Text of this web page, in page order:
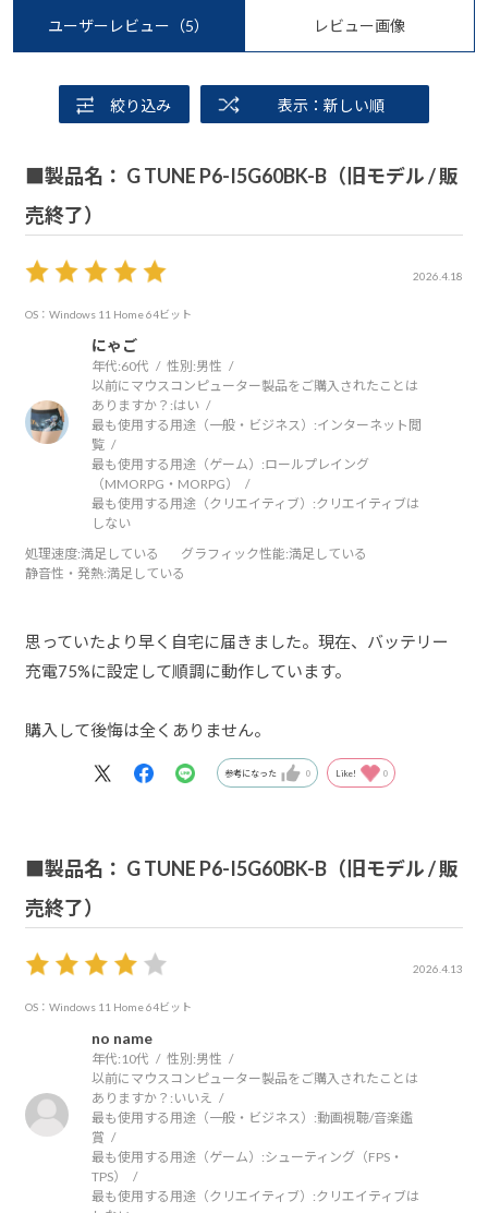
ユーザーレビュー （5） レビュー画像
絞り込み 表示：新しい順
■製品名： G TUNE P6-I5G60BK-B（旧モデル / 販
売終了）
2026.4.18
OS：Windows 11 Home 64ビット
にゃご
年代:60代 性別:男性
以前にマウスコンピューター製品をご購入されたことは
ありますか？:はい
最も使用する用途（一般・ビジネス）:インターネット閲
覧
最も使用する用途（ゲーム）:ロールプレイング
（MMORPG・MORPG）
最も使用する用途（クリエイティブ）:クリエイティブは
しない
処理速度:満足している グラフィック性能:満足している
静音性・発熱:満足している
思っていたより早く自宅に届きました。現在、バッテリー
充電75%に設定して順調に動作しています。
購入して後悔は全くありません。
参考になった 0 Like! 0
■製品名： G TUNE P6-I5G60BK-B（旧モデル / 販
売終了）
2026.4.13
OS：Windows 11 Home 64ビット
no name
年代: 10代 性別:男性
以前にマウスコンピューター製品をご購入されたことは
ありますか？: いいえ
最も使用する用途（一般・ビジネス）:動画視聴/音楽鑑
賞
最も使用する用途（ゲーム）:シューティング（FPS・
TPS）
最も使用する用途（クリエイティブ）:クリエイティブは